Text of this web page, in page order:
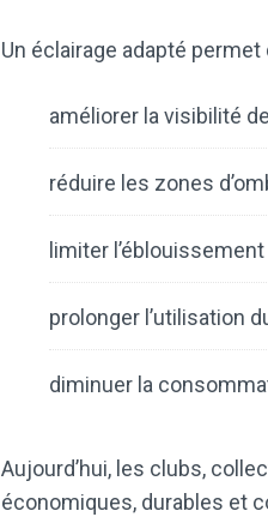
Un éclairage adapté permet
améliorer la visibilité
réduire les zones
limiter
prolonger l’utilisation
diminuer la
Aujourd’hui, les clubs,
économiques, durables et